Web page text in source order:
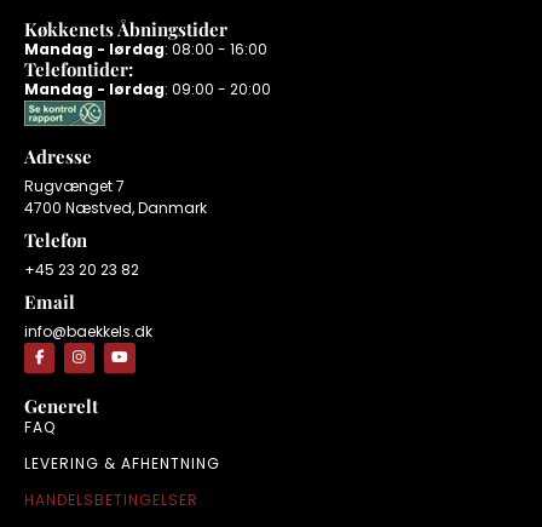
Køkkenets Åbningstider
Mandag - lørdag: 08:00 - 16:00
Telefontider:
Mandag - lørdag: 09:00 - 20:00
Adresse
Rugvænget 7
4700 Næstved, Danmark
Telefon
+45 23 20 23 82
Email
info@baekkels.dk
Generelt
FAQ
LEVERING & AFHENTNING
HANDELSBETINGELSER